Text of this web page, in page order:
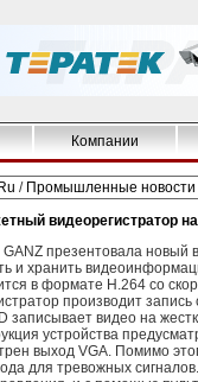
Компании
/ Промышленные новости
видеорегистратор
презентовала новый
и хранить
в формате H.264 со
производит
записывает видео на
устройства
выход VGA. Помимо
для тревожных